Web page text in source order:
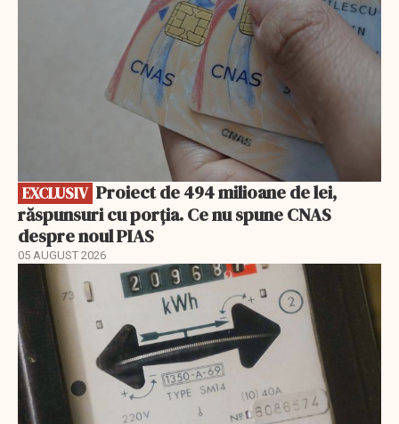
EXCLUSIV
răspunsuri cu porția. Ce nu spune CNAS
despre noul PIAS
05 AUGUST 2026